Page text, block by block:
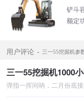
铲斗
额定
用户评论 三一55挖掘机参
三一55挖掘机1000